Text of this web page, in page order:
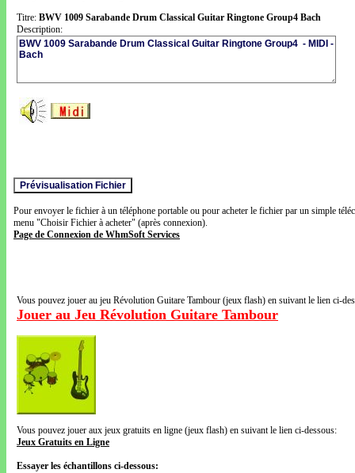
Titre: BWV 1009 Sarabande Drum Classical Guitar Ringtone Group4 Bach
Description:
Pour envoyer le fichier à un téléphone portable ou pour acheter le fichier par un simple
menu "Choisir Fichier à acheter" (après connexion).
Page de Connexion de WhmSoft Services
Vous pouvez jouer au jeu Révolution Guitare Tambour (jeux flash) en suivant le lien ci-
Jouer au Jeu Révolution Guitare Tambour
Vous pouvez jouer aux jeux gratuits en ligne (jeux flash) en suivant le lien ci-dessous:
Jeux Gratuits en Ligne
Essayer les échantillons ci-dessous: